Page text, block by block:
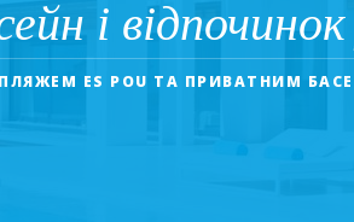
і
ES POU ТА ПРИВАТНИМ